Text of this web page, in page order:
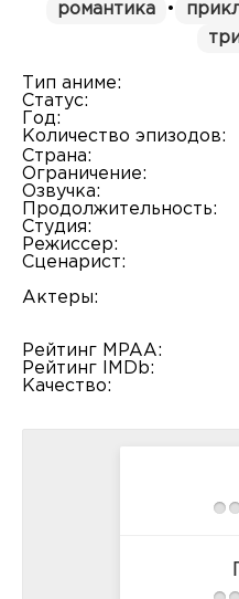
романтика
•
Тип аниме:
Статус:
Год:
Количество эпизодов:
Страна:
Ограничение:
Озвучка:
Продолжительность:
Студия:
Режиссер:
Сценарист:
Актеры:
Рейтинг MPAA:
Рейтинг IMDb:
Качество: